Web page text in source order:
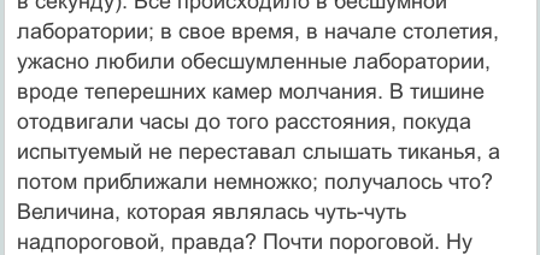
лаборатории; в свое время, в начале столетия,
ужасно любили обесшумленные лаборатории,
вроде теперешних камер молчания. В тишине
отодвигали часы до того расстояния, покуда
испытуемый не переставал слышать тиканья, а
потом приближали немножко; получалось что?
Величина, которая являлась чуть-чуть
надпороговой, правда? Почти пороговой. Ну